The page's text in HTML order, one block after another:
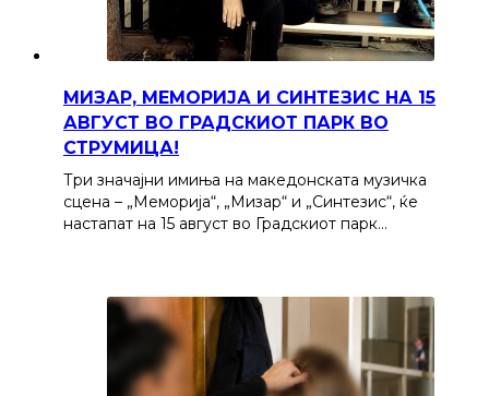
МИЗАР, МЕМОРИЈА И СИНТЕЗИС НА 15
АВГУСТ ВО ГРАДСКИОТ ПАРК ВО
СТРУМИЦА!
Три значајни имиња на македонската музичка
сцена – „Меморија“, „Мизар“ и „Синтезис“, ќе
настапат на 15 август во Градскиот парк…